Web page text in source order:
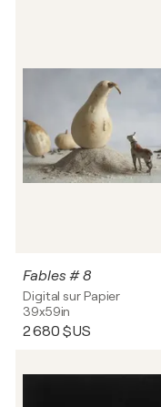
Fables # 8
Digital sur Papier
39x59in
2 680 $US